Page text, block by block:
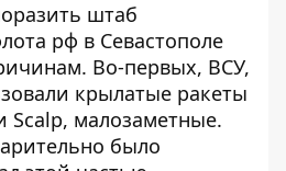
штаб
рф в Севастополе
Во-первых, ВСУ,
крылатые ракеты
Scalp, малозаметные.
было